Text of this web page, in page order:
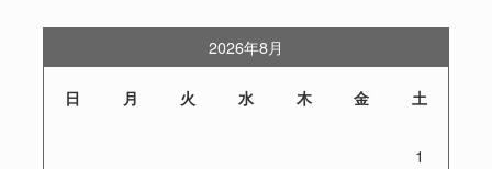
2026年8月
日 月 火 水 木 金 土
1